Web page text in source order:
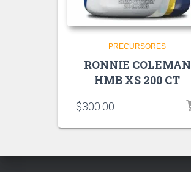
PRECURSORES
RONNIE COLEMAN
HMB XS 200 CT
$300.00